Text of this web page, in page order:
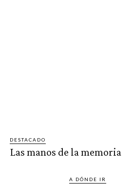
DESTACADO
Las manos de la memoria
A DÓNDE IR